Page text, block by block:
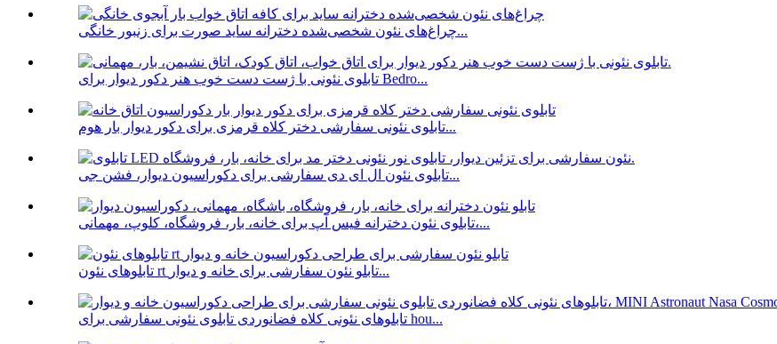
چراغ‌های نئون شخصی‌شده دخترانه ساید صورت برای زنبور خانگی...
تابلوی نئونی با ژست دست خوب هنر دکور دیوار برای Bedro...
تابلوی نئونی سفارشی دختر کلاه قرمزی برای دکور دیوار بار هوم...
تابلوی نئون ال ای دی سفارشی برای دکوراسیون دیوار، فشن جی...
تابلوی نئون دخترانه فیس آپ برای خانه، بار، فروشگاه، کلوپ، مهمانی،...
تابلوهای نئون rt تابلو نئون سفارشی برای خانه و دیوار...
تابلوهای نئونی کلاه فضانوردی تابلوی نئونی سفارشی برای hou...